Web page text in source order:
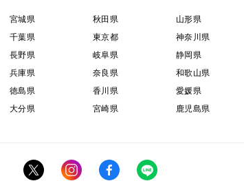
宮城県 秋田県 山形県
千葉県 東京都 神奈川県
長野県 岐阜県 静岡県
兵庫県 奈良県 和歌山県
徳島県 香川県 愛媛県
大分県 宮崎県 鹿児島県